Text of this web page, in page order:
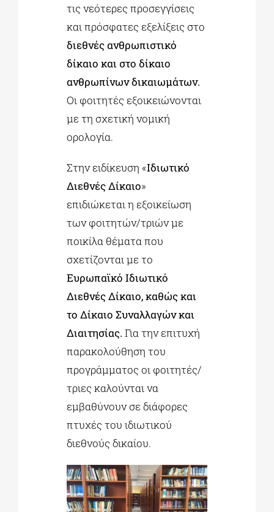
τις νεότερες προσεγγίσεις
και πρόσφατες εξελίξεις στο
διεθνές ανθρωπιστικό
δίκαιο και στο δίκαιο
ανθρωπίνων δικαιωμάτων.
Οι φοιτητές εξοικειώνονται
με τη σχετική νομική
ορολογία.
Στην ειδίκευση «Ιδιωτικό
Διεθνές Δίκαιο»
επιδιώκεται η εξοικείωση
των φοιτητών/τριών με
ποικίλα θέματα που
σχετίζονται με το
Ευρωπαϊκό Ιδιωτικό
Διεθνές Δίκαιο, καθώς και
το Δίκαιο Συναλλαγών και
Διαιτησίας. Για την επιτυχή
παρακολούθηση του
προγράμματος οι φοιτητές/
τριες καλούνται να
εμβαθύνουν σε διάφορες
πτυχές του ιδιωτικού
διεθνούς δικαίου.